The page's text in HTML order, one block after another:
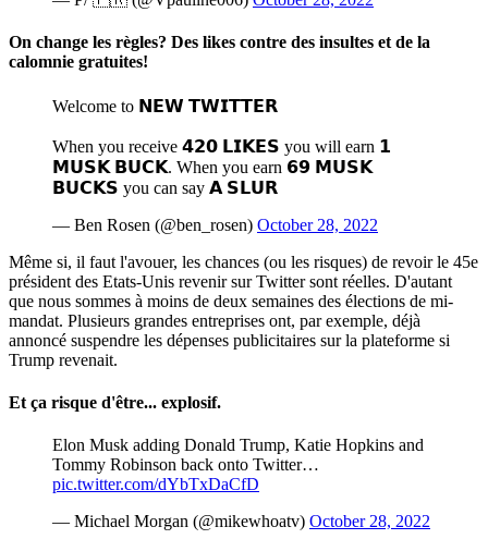
On change les règles? Des likes contre des insultes et de la
calomnie gratuites!
Welcome to 𝗡𝗘𝗪 𝗧𝗪𝗜𝗧𝗧𝗘𝗥
When you receive 𝟰𝟮𝟬 𝗟𝗜𝗞𝗘𝗦 you will earn 𝟭
𝗠𝗨𝗦𝗞 𝗕𝗨𝗖𝗞. When you earn 𝟲𝟵 𝗠𝗨𝗦𝗞
𝗕𝗨𝗖𝗞𝗦 you can say 𝗔 𝗦𝗟𝗨𝗥
— Ben Rosen (@ben_rosen) October 28, 2022
Même si, il faut l'avouer, les chances (ou les risques) de revoir le 45e
président des Etats-Unis revenir sur Twitter sont réelles. D'autant
que nous sommes à moins de deux semaines des élections de mi-
mandat. Plusieurs grandes entreprises ont, par exemple, déjà
annoncé suspendre les dépenses publicitaires sur la plateforme si
Trump revenait.
Et ça risque d'être... explosif.
Elon Musk adding Donald Trump, Katie Hopkins and
Tommy Robinson back onto Twitter…
pic.twitter.com/dYbTxDaCfD
— Michael Morgan (@mikewhoatv) October 28, 2022